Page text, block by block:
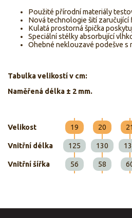
Použité přírodní materiály
Nová technologie šití
Kulatá prostorná špička
Speciální stélky absorbující
Ohebné neklouzavé podešve
Tabulka velikostí v cm:
Naměřená délka ± 2 mm.
Velikost 19 20 21
Vnitřní délka 125 130
Vnitřní šířka 56 58